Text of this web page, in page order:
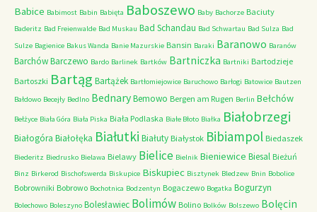
Babice Babimost Babin Babięta Baboszewo Baby Bachorze Baciuty
Baderitz Bad Freienwalde Bad Muskau Bad Schandau Bad Schwartau Bad Sulza Bad
Sulze Bagienice Bakus Wanda Banie Mazurskie Bansin Baraki Baranowo Baranów
BarchówBarczewo Bardo Barlinek Bartków Bartniczka Bartniki Bartodzieje
Bartoszki Bartąg Bartążek Bartłomiejowice Baruchowo Barłogi Batowice Bautzen
Bałdowo Becejły Bedlno BednaryBemowo Bergen am Rugen Berlin Bełchów
Bełżyce Biała Góra Biała Piska Biała Podlaska Białe Błoto Białka Białobrzegi
Białogóra Białołęka Białutki Białuty Białystok Bibiampol Biedaszek
Biederitz Biedrusko Bielawa Bielawy Bielice Bielnik Bieniewice Biesal Bieżuń
Binz Birkerod Bischofswerda Biskupice Biskupiec Bisztynek Bledzew Bnin Bobolice
Bobrowniki Bobrowo Bochotnica Bodzentyn Bogaczewo Bogatka Bogurzyn
Bolechowo Boleszyno Bolesławiec Bolimów Bolino Bolków Bolszewo Bolęcin